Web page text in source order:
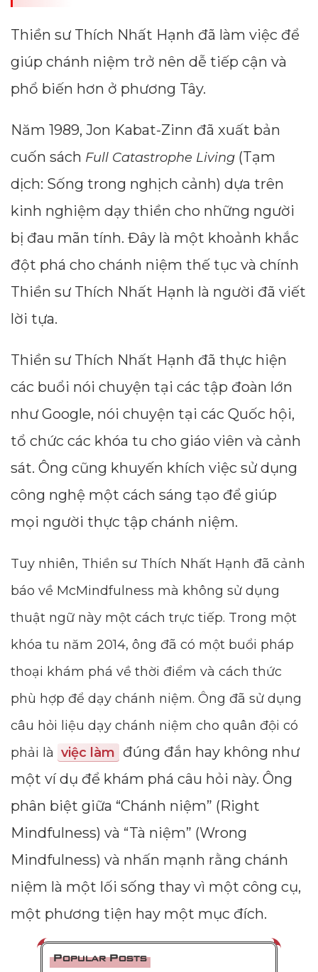
Thiền sư Thích Nhất Hạnh đã làm việc để
giúp chánh niệm trở nên dễ tiếp cận và
phổ biến hơn ở phương Tây.
Năm 1989, Jon Kabat-Zinn đã xuất bản
cuốn sách Full Catastrophe Living (Tạm
dịch: Sống trong nghịch cảnh) dựa trên
kinh nghiệm dạy thiền cho những người
bị đau mãn tính. Đây là một khoảnh khắc
đột phá cho chánh niệm thế tục và chính
Thiền sư Thích Nhất Hạnh là người đã viết
lời tựa.
Thiền sư Thích Nhất Hạnh đã thực hiện
các buổi nói chuyện tại các tập đoàn lớn
như Google, nói chuyện tại các Quốc hội,
tổ chức các khóa tu cho giáo viên và cảnh
sát. Ông cũng khuyến khích việc sử dụng
công nghệ một cách sáng tạo để giúp
mọi người thực tập chánh niệm.
Tuy nhiên, Thiền sư Thích Nhất Hạnh đã cảnh
báo về McMindfulness mà không sử dụng
thuật ngữ này một cách trực tiếp. Trong một
khóa tu năm 2014, ông đã có một buổi pháp
thoại khám phá về thời điểm và cách thức
phù hợp để dạy chánh niệm. Ông đã sử dụng
câu hỏi liệu dạy chánh niệm cho quân đội có
phải là việc làm đúng đắn hay không như
một ví dụ để khám phá câu hỏi này. Ông
phân biệt giữa “Chánh niệm” (Right
Mindfulness) và “Tà niệm” (Wrong
Mindfulness) và nhấn mạnh rằng chánh
niệm là một lối sống thay vì một công cụ,
một phương tiện hay một mục đích.
Popular Posts